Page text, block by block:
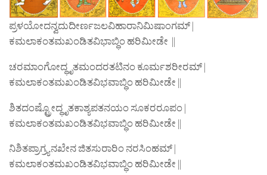
ಪ್ರಳಯೋದನ್ವದುದೀರ್ಣಜಲವಿಹಾರಾನಿಮಿಷಾಂಗಮ್ |
ಕಮಲಾಕಂತಮಖಂಡಿತವಿಭಾಬ್ಧಿಂ ಹರಿಮೀಡೇ ||
ಚರಮಾಂಗೋದ್ಧೃತಮಂದರತಟಿನಂ ಕೂರ್ಮಶರೀರಮ್ |
ಕಮಲಾಕಂತಮಖಂಡಿತವಿಭವಾಬ್ಧಿಂ ಹರಿಮೀಡೇ ||
ಶಿತದಂಷ್ಟ್ರೋದ್ಧೃತಕಾಶ್ಯಪತನಯಂ ಸೂಕರರೂಪಂ |
ಕಮಲಾಕಂತಮಖಂಡಿತವಿಭವಾಬ್ಧಿಂ ಹರಿಮೀಡೇ ||
ನಿಶಿತಪ್ರಾಗ್ರ್ಯನಖೇನ ಜಿತಸುರಾರಿಂ ನರಸಿಂಹಮ್ |
ಕಮಲಾಕಂತಮಖಂಡಿತವಿಭವಾಬ್ಧಿಂ ಹರಿಮೀಡೇ ||